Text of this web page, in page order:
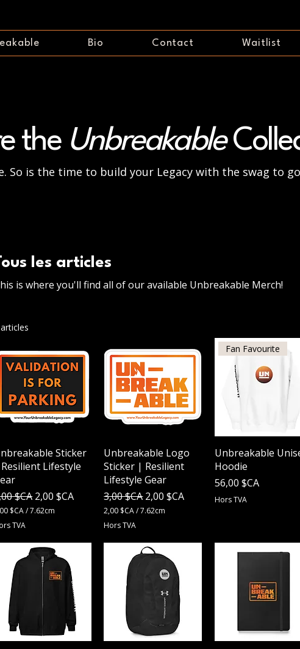
Bio Contact Waitlist
the Unbreakable
So is the time to build your Legacy with the swag to
les articles
is where you'll find all of our available Unbreakable Merch!
Aperçu rapideSticker
Lifestyle
original
$CA Prix promotionnel
2,00 $CA
$CA/7.62cm
TVA
Aperçu rapide
Unbreakable Logo
Sticker | Resilient
Lifestyle Gear
Prix original
3,00 $CA Prix promotionnel
2,00 $CA
2,00 $CA/7.62cm
2
,Hors TVA
Aperçu rapide
Fan Favourite
Unbreakable
Hoodie
Prix
56,00 $CA
Hors TVA